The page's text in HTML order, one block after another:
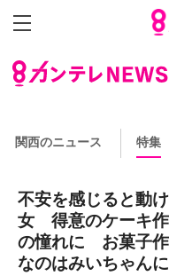
関西のニュース 特集
不安を感じると動
女 得意のケーキ
の憧れに お菓子作
なのはみいちゃん